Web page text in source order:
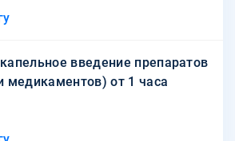
введение препаратов
медикаментов) от 1 часа